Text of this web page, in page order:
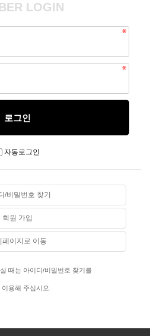
LOGIN
자동로그인
/비밀번호 찾기
회원 가입
페이지로 이동
때는 아이디/비밀번호 찾기를
용해 주십시오.